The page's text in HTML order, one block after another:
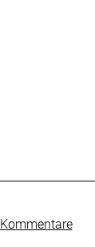
Kommentare